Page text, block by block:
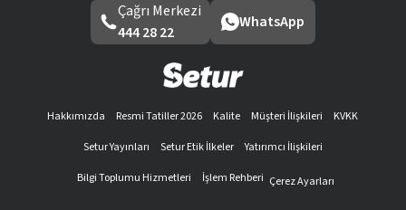
Çağrı Merkezi
444 28 22
WhatsApp
Hakkımızda Resmi Tatiller 2026 Kalite Müşteri İlişkileri
KVKK
Setur Yayınları
Setur Etik İlkeler
Yatırımcı İlişkileri
Bilgi Toplumu Hizmetleri
İşlem Rehberi Çerez Ayarları